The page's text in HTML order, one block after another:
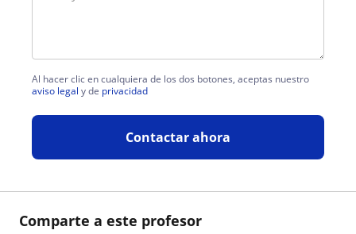
Comparte a este profesor
Al hacer clic en cualquiera de los dos botones, aceptas nuestro
aviso legal y de privacidad
Contactar ahora